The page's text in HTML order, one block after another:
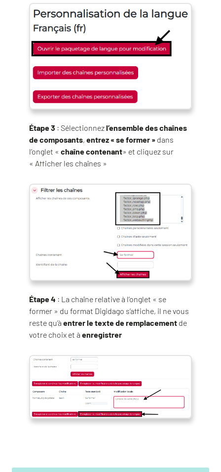
Étape 3 : Sélectionnezl’ensemble des chaînes
de composants, entrez « se former » dans
l’onglet « chaîne contenant» et cliquez sur
« Afficher les chaînes »
Étape 4 : La chaîne relative à l’onglet « se
former » du format Digidago s’affiche, il ne vous
reste qu’à entrer le texte de remplacement de
votre choix et à enregistrer